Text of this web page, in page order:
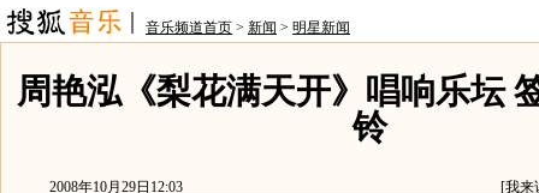
音乐频道首页 > 新闻 > 明星新闻
周艳泓《梨花满天开》唱响乐坛
铃
2008年10月29日12:03 [我来